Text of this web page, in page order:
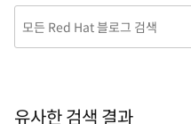
keywords
search
유사한 검색 결과